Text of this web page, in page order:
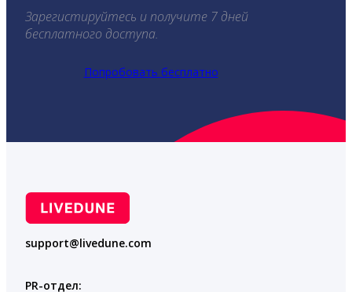
Зарегистируйтесь и получите 7 дней
бесплатного доступа.
Попробовать бесплатно
support@livedune.com
PR-отдел: